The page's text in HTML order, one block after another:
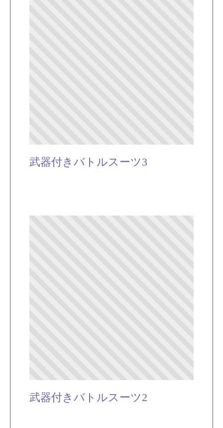
武器付きバトルスーツ3
武器付きバトルスーツ2